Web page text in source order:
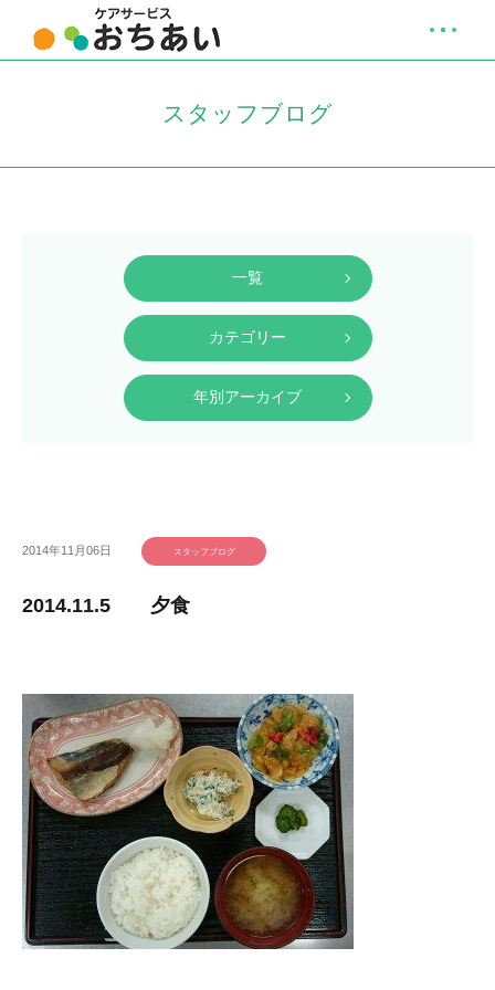
スタッフブログ
一覧
カテゴリー
年別アーカイブ
2014年11月06日 スタッフブログ
2014.11.5 夕食